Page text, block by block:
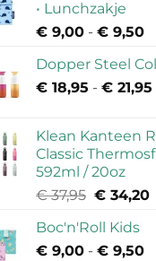
• Lunchzakje
€ 9,00 - € 9,50
€
Dopper Steel
€ 18,95 - € 21,95
Klean Kanteen
Classic
592ml / 20oz
€37,95
was:
€ 37,95.
€34,20
Boc'n'Roll Kids
€ 9,00 - € 9,50